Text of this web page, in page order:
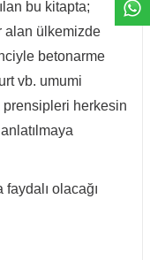
bu kitapta;
alan ülkemizde
betonarme
vb. umumi
prensipleri herkesin
olacağı